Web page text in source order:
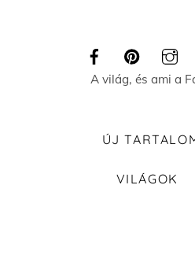
A világ, és ami a
ÚJ
VILÁGOK